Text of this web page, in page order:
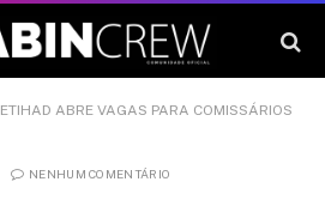
ETIHAD ABRE VAGAS PARA COMISSÁRIOS
NENHUM COMENTÁRIO